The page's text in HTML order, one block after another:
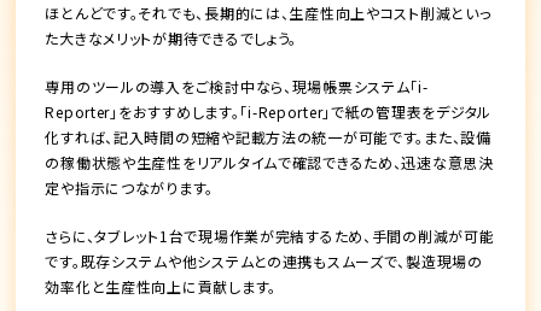
ほとんどです。それでも、長期的には、生産性向上やコスト削減といっ
た大きなメリットが期待できるでしょう。
専用のツールの導入をご検討中なら、現場帳票システム「i-
Reporter」をおすすめします。「i-Reporter」で紙の管理表をデジタル
化すれば、記入時間の短縮や記載方法の統一が可能です。また、設備
の稼働状態や生産性をリアルタイムで確認できるため、迅速な意思決
定や指示につながります。
さらに、タブレット1台で現場作業が完結するため、手間の削減が可能
です。既存システムや他システムとの連携もスムーズで、製造現場の
効率化と生産性向上に貢献します。